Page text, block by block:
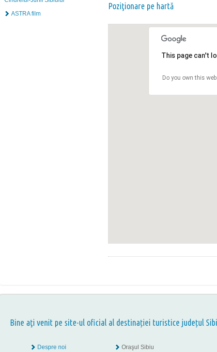
ASTRA film
Poziţionare pe hartă
This page can't
Do you own this
Bine aţi venit pe site-ul oficial al destinației turistice județul
Despre noi
Oraşul Sibiu